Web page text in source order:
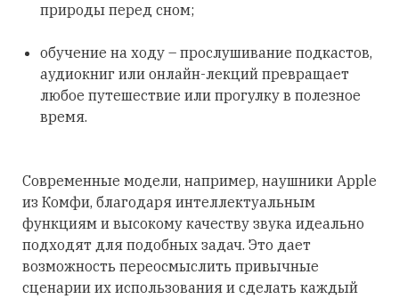
природы перед сном;
обучение на ходу – прослушивание подкастов,
аудиокниг или онлайн-лекций превращает
любое путешествие или прогулку в полезное
время.
Современные модели, например, наушники Apple
из Комфи, благодаря интеллектуальным
функциям и высокому качеству звука идеально
подходят для подобных задач. Это дает
возможность переосмыслить привычные
сценарии их использования и сделать каждый